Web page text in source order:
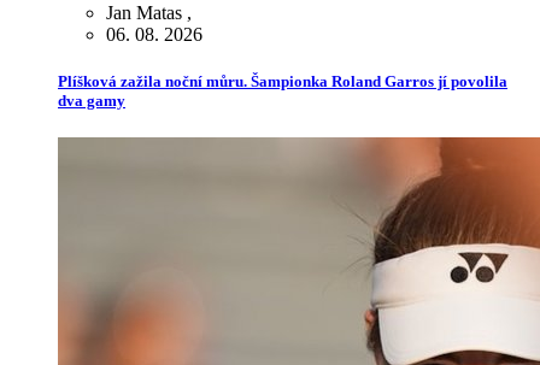
Jan Matas ,
06. 08. 2026
Plíšková zažila noční můru. Šampionka Roland Garros jí povolila
dva gamy